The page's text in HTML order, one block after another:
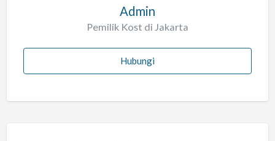
Admin
Pemilik Kost di Jakarta
Hubungi